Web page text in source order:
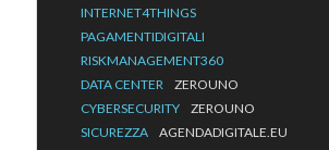
INTERNET4THINGS
PAGAMENTIDIGITALI
RISKMANAGEMENT360
DATA CENTER
ZEROUNO
CYBERSECURITY
ZEROUNO
SICUREZZA
AGENDADIGITALE.EU